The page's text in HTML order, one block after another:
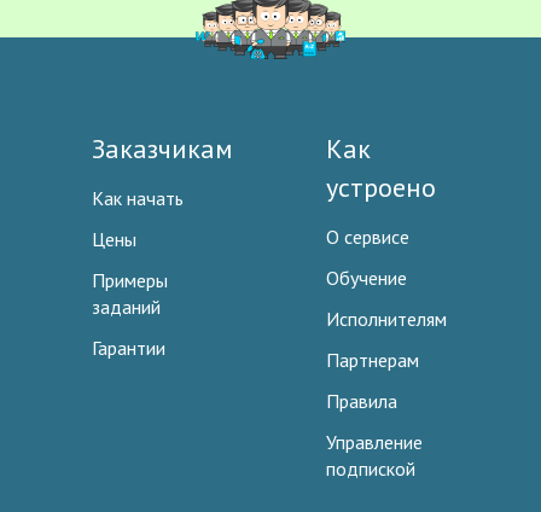
Заказчикам
Как начать
Цены
Примеры
заданий
Гарантии
Как
устроено
О сервисе
Обучение
Исполнителям
Партнерам
Правила
Управление
подпиской